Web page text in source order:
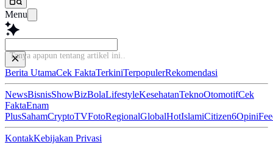
Menu
Tanya apapun tentang artikel
Berita UtamaCek FaktaTerkiniTerpopulerRekomendasi
NewsBisnisShowBizBolaLifestyleKesehatanTeknoOtomotifCek
FaktaEnam
PlusSahamCryptoTVFotoRegionalGlobalHotIslamiCitizen6Opini
KontakKebijakan Privasi